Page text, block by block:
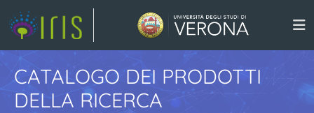
CATALOGO DEI PRODOTTI
DELLA RICERCA